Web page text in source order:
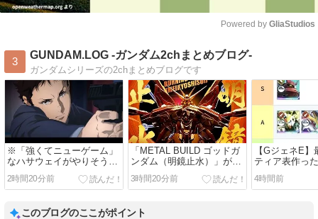
Powered by GliaStudios
3
GUNDAM.LOG -ガンダム2chまとめブログ-
ガンダムシリーズの2chまとめブログです
※「強くてニューゲーム」
なハサウェイがやりそうな
事は？
2時間20分前
「METAL BUILD ゴッドガ
ンダム（明鏡止水）」が展
示！だいぶオレンジ強いな
3時間20分前
【GジェネE
ティア表作っ
4時間前
このブログのここがポイント